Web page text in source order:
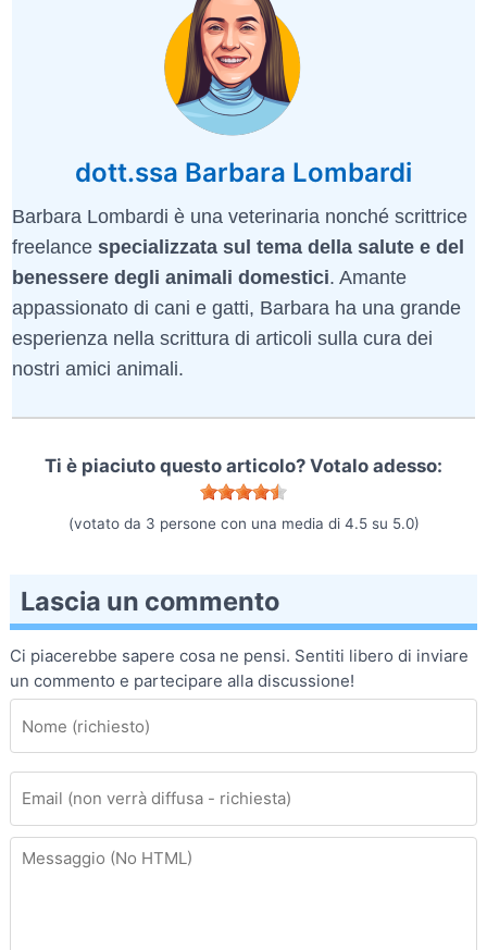
dott.ssa Barbara Lombardi
Barbara Lombardi è una veterinaria nonché scrittrice
freelance specializzata sul tema della salute e del
benessere degli animali domestici. Amante
appassionato di cani e gatti, Barbara ha una grande
esperienza nella scrittura di articoli sulla cura dei
nostri amici animali.
Ti è piaciuto questo articolo? Votalo adesso:
(votato da 3 persone con una media di 4.5su 5.0)
Lascia un commento
Ci piacerebbe sapere cosa ne pensi. Sentiti libero di inviare
un commento e partecipare alla discussione!